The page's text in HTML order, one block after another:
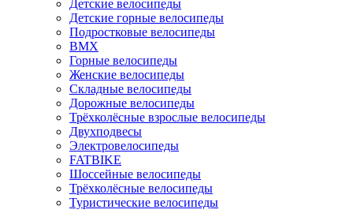
Детские велосипеды
Детские горные велосипеды
Подростковые велосипеды
BMX
Горные велосипеды
Женские велосипеды
Складные велосипеды
Дорожные велосипеды
Трёхколёсные взрослые велосипеды
Двухподвесы
Электровелосипеды
FATBIKE
Шоссейные велосипеды
Трёхколёсные велосипеды
Туристические велосипеды